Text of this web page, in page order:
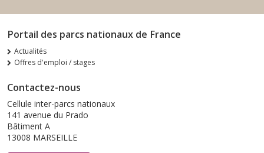
Portail des parcs nationaux de France
Actualités
Offres d'emploi / stages
Contactez-nous
Cellule inter-parcs nationaux
141 avenue du Prado
Bâtiment A
13008 MARSEILLE